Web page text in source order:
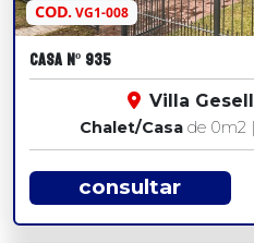
COD.VG1-008
CASA Nº 935
Villa Gesell
Chalet/Casa de 0m2
consultar